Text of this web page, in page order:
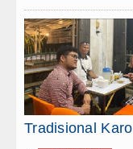
Tradisional Karo